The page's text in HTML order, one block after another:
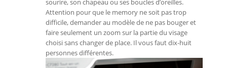
sourire, son chapeau ou ses boucles d’oreilles.
Attention pour que le memory ne soit pas trop
difficile, demander au modèle de ne pas bouger et
faire seulement un zoom sur la partie du visage
choisi sans changer de place. Il vous faut dix-huit
personnes différentes.